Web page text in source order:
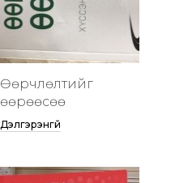
Өөрчлөлтийг
өөрөөсөө
Дэлгэрэнгүй